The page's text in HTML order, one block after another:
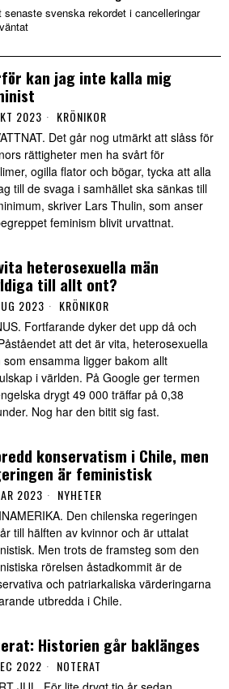
svenska rekordet i cancelleringar
kan jag inte kalla mig
2023 KRÖNIKOR
Det går nog utmärkt att slåss för
rättigheter men ha svårt för
ogilla flator och bögar, tycka att alla
till de svaga i samhället ska sänkas till
skriver Lars Thulin, som anser
feminism blivit urvattnat.
heterosexuella män
till allt ont?
2023 KRÖNIKOR
Fortfarande dyker det upp då och
att det är vita, heterosexuella
som ensamma ligger bakom allt
i världen. På Google ger termen
drygt 49 000 träffar på 0,38
Nog har den bitit sig fast.
konservatism i Chile, men
är feministisk
2023 NYHETER
Den chilenska regeringen
till hälften av kvinnor och är uttalat
Men trots de framsteg som den
rörelsen åstadkommit är de
och patriarkaliska värderingarna
utbredda i Chile.
Historien går baklänges
2022 NOTERAT